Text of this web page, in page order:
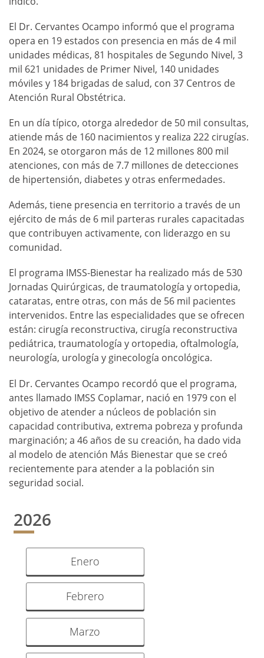
El Dr. Cervantes Ocampo informó que el programa
opera en 19 estados con presencia en más de 4 mil
unidades médicas, 81 hospitales de Segundo Nivel, 3
mil 621 unidades de Primer Nivel, 140 unidades
móviles y 184 brigadas de salud, con 37 Centros de
Atención Rural Obstétrica.
En un día típico, otorga alrededor de 50 mil consultas,
atiende más de 160 nacimientos y realiza 222 cirugías.
En 2024, se otorgaron más de 12 millones 800 mil
atenciones, con más de 7.7 millones de detecciones
de hipertensión, diabetes y otras enfermedades.
Además, tiene presencia en territorio a través de un
ejército de más de 6 mil parteras rurales capacitadas
que contribuyen activamente, con liderazgo en su
comunidad.
El programa IMSS-Bienestar ha realizado más de 530
Jornadas Quirúrgicas, de traumatología y ortopedia,
cataratas, entre otras, con más de 56 mil pacientes
intervenidos. Entre las especialidades que se ofrecen
están: cirugía reconstructiva, cirugía reconstructiva
pediátrica, traumatología y ortopedia, oftalmología,
neurología, urología y ginecología oncológica.
El Dr. Cervantes Ocampo recordó que el programa,
antes llamado IMSS Coplamar, nació en 1979 con el
objetivo de atender a núcleos de población sin
capacidad contributiva, extrema pobreza y profunda
marginación; a 46 años de su creación, ha dado vida
al modelo de atención Más Bienestar que se creó
recientemente para atender a la población sin
seguridad social.
2026
Enero
Febrero
Marzo